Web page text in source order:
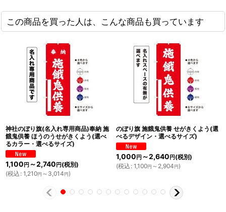
この商品を買った人は、こんな商品も買っています
神社のぼり旗(名入れ専用商品)奉納 施
餓鬼供養 ほうのうせがきくよう(選べ
るカラー・選べるサイズ)
1,100 円 ～2,740 円 (税別)
(税込 : 1,210円 ～3,014円)
のぼり旗 施餓鬼供養 せがきくよう(選
べるデザイン・選べるサイズ)
1,000 円 ～2,640 円 (税別)
(税込 : 1,100円 ～2,904円)